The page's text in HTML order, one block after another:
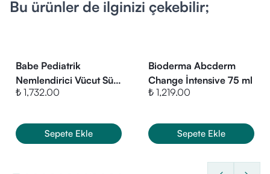
Bu ürünler de ilginizi çekebilir;
Babe Pediatrik
Nemlendirici Vücut Sütü
500 ml
₺ 1,732.00
Sepete Ekle
Bioderma Abcderm
Change İntensive 75 ml
₺ 1,219.00
Sepete Ekle